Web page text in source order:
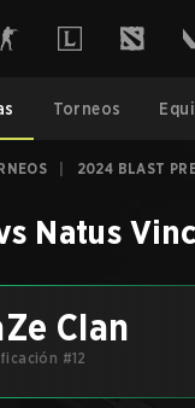
Torneos
2024 BLAST
Natus
Clan
#12